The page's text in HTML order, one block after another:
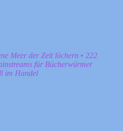
Meer der Zeit löchern • 222
für Bücherwürmer
im Handel